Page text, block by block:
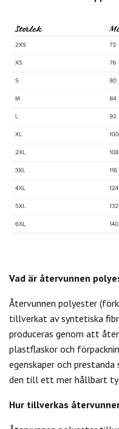
Vad är återvunnen
Återvunnen polyester
tillverkat av syntetiska
produceras genom att
plastflaskor och
egenskaper och
den till ett mer hållbart
Hur tillverkas